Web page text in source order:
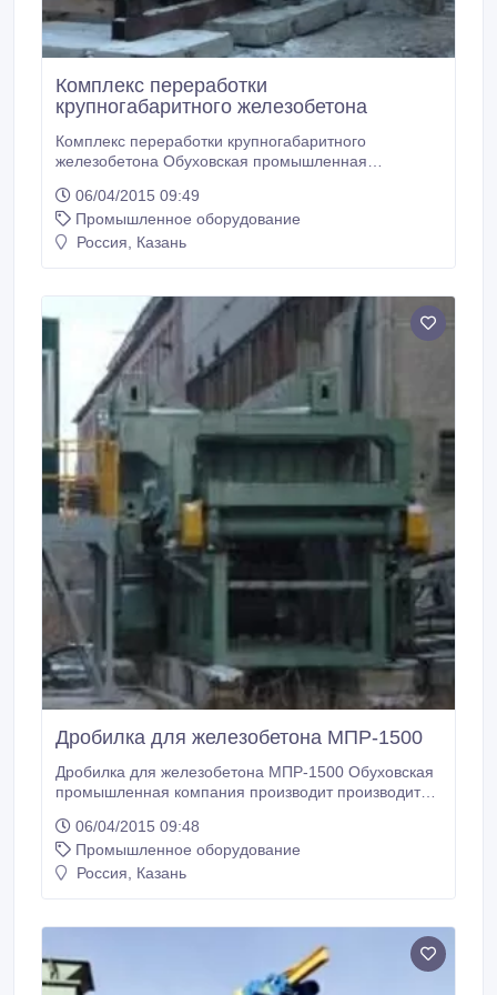
Комплекс переработки
крупногабаритного железобетона
Комплекс переработки крупногабаритного
железобетона Обуховская промышленная
производителем технологических линий для
рециклинга железобетонного лома. Центральное
место технологической линии занимает дробилка
12000х1500х600мм.
06/04/2015 09:49
Промышленное оборудование
Россия, Казань
Дробилка для железобетона МПР-1500
Дробилка для железобетона МПР-1500 Обуховская
промышленная компания производит производит
крупногабаритного железобетона—машину
прессово-разрушающую МПР-1500. Дробилка
может перерабатывать железобетонные изделия
комплекс узлов и механизмов для разрушения
некондиционных стройматериалов.
06/04/2015 09:48
Промышленное оборудование
Россия, Казань